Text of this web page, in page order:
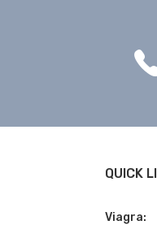
QUICK
Viagra: